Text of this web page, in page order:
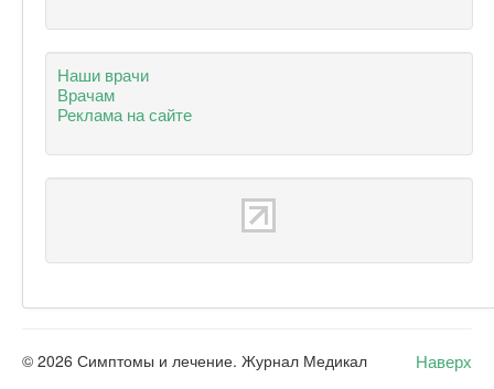
Наши врачи
Врачам
Реклама на сайте
Наверх
© 2026 Симптомы и лечение. Журнал Медикал